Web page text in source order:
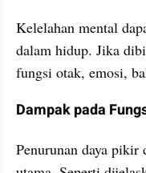
Kelelahan mental
dalam hidup. Jika
fungsi otak, emosi,
Dampak pada
Penurunan daya pikir